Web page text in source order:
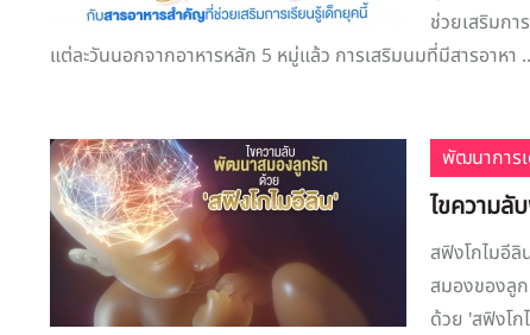
ช่วยเสริมกา
แต่ละวันนอกจากอาหารหลัก 5 หมู่แล้ว การเสริมนมที่มีสารอาหา
พัฒนาการ
ไขความ
สฟิงโกไมอีลิ
สมองของลู
ด้วย 'สฟิงโ